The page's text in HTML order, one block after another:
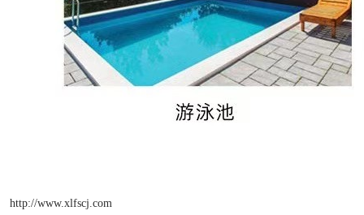
http://www.xlfscj.com